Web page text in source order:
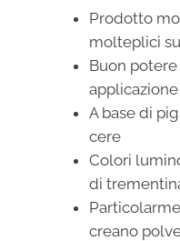
Prodotto
molteplici
Buon
applicazione
A base di
cere
Colori
di
creano